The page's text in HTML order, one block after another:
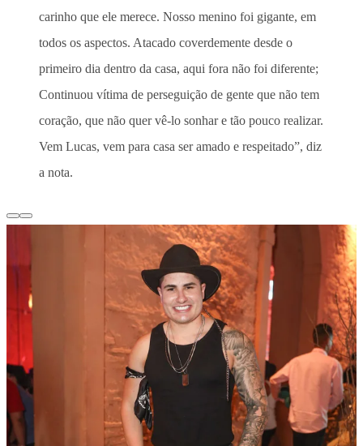
carinho que ele merece. Nosso menino foi gigante, em
todos os aspectos. Atacado coverdemente desde o
primeiro dia dentro da casa, aqui fora não foi diferente;
Continuou vítima de perseguição de gente que não tem
coração, que não quer vê-lo sonhar e tão pouco realizar.
Vem Lucas, vem para casa ser amado e respeitado”, diz
a nota.